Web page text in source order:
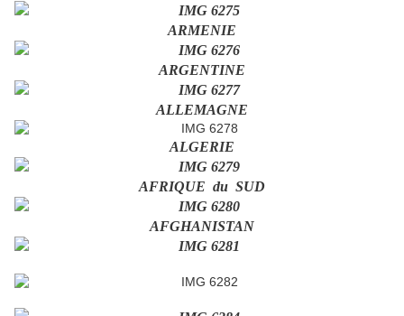
ARMENIE
ARGENTINE
ALLEMAGNE
ALGERIE
AFRIQUE du SUD
AFGHANISTAN